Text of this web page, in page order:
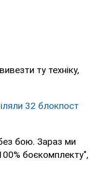
ту техніку,
32 блокпост
бою. Зараз ми
боєкомплекту",